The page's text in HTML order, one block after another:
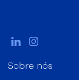
Sobre nós